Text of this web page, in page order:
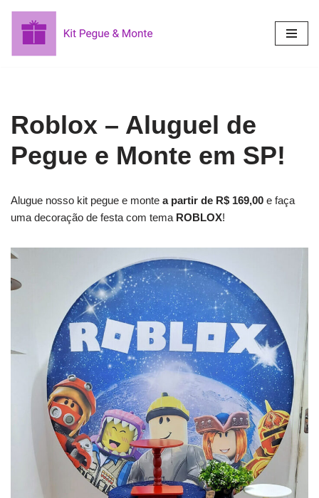
para
Roblox – Aluguel de
Pegue e Monte em SP!
Alugue nosso kit pegue e monte a partir de R$ 169,00 e faça
uma decoração de festa com tema ROBLOX!